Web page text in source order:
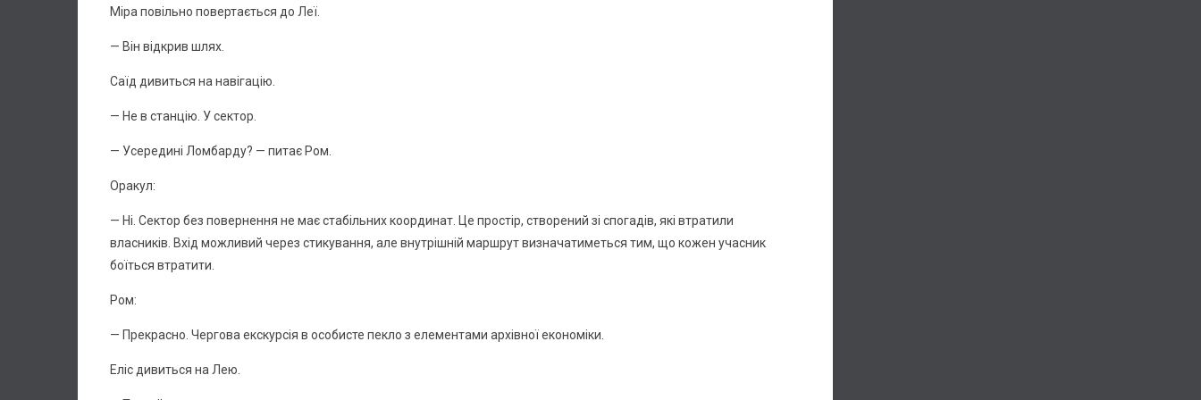
Міра повільно повертається до Леї.
— Він відкрив шлях.
Саїд дивиться на навігацію.
— Не в станцію. У сектор.
— Усередині Ломбарду? — питає Ром.
Оракул:
— Ні. Сектор без повернення не має стабільних координат. Це простір, створений зі спогадів, які втратили
власників. Вхід можливий через стикування, але внутрішній маршрут визначатиметься тим, що кожен учасник
боїться втратити.
Ром:
— Прекрасно. Чергова екскурсія в особисте пекло з елементами архівної економіки.
Еліс дивиться на Лею.